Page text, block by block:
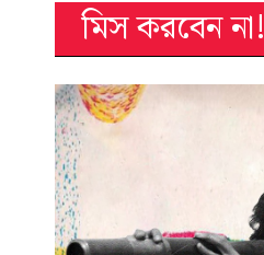
মিস করবেন না!